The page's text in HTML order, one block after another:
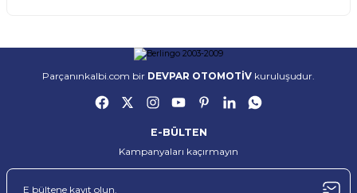
ORİJİNAL ÜRÜN
%100 orijinal ürün garantisi
KARGO & GÖNDERİM
Hızlı kargo ve güvenli ambalaj
MÜŞTERİ DESTEĞİ
Profesyonel müşteri desteği
TÜRKİYE’NİN HER YERİNE
Parçanınkalbi.com bir DEVPAR OTOMOTİV kuruluşudur.
E-BÜLTEN
Kampanyaları kaçırmayın